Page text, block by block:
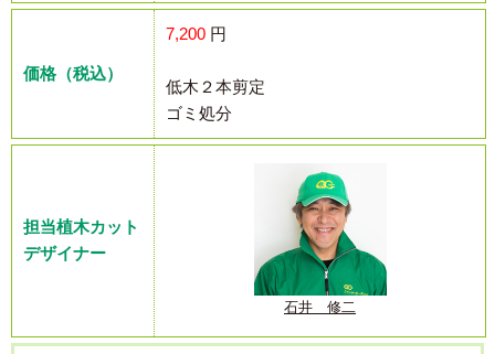
価格（税込）
7,200 円
低木２本剪定
ゴミ処分
担当植木カット
デザイナー
石井 修二